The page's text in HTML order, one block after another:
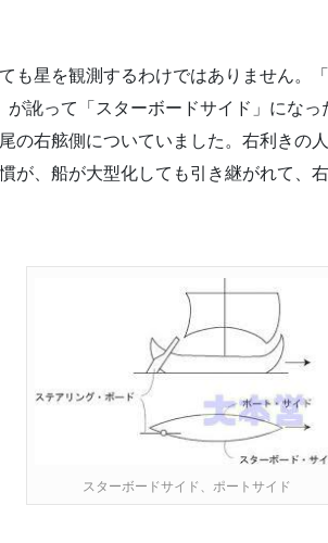
も星を観測するわけではありません。
訛って「スターボードサイド」になっ
の右舷側についていました。右利きの
が、船が大型化しても引き継がれて、
スターボードサイド、ポートサイド